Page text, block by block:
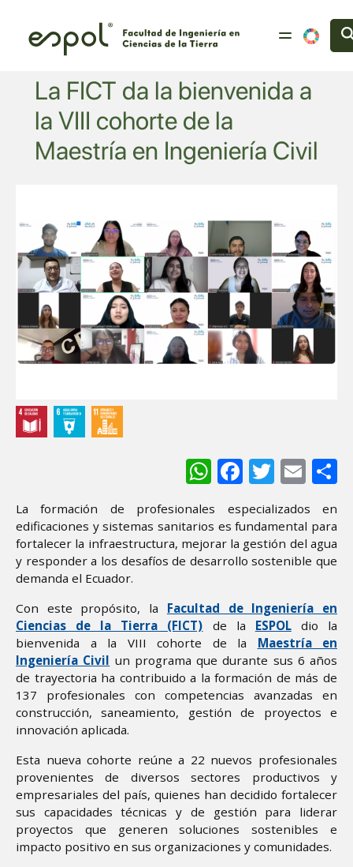
La FICT da la bienvenida a
la VIII cohorte de la
Maestría en Ingeniería Civil
WhatsApp
Facebook
Twitter
La formación de profesionales especializados en
edificaciones y sistemas sanitarios es fundamental para
fortalecer la infraestructura, mejorar la gestión del agua
y responder a los desafíos de desarrollo sostenible que
demanda el Ecuador.
Con este propósito, la Facultad de Ingeniería en
Ciencias de la Tierra (FICT) de la ESPOLdio la
bienvenida a la VIII cohorte de la Maestría en
Ingeniería Civil un programa que durante sus 6 años
de trayectoria ha contribuido a la formación de más de
137 profesionales con competencias avanzadas en
construcción, saneamiento, gestión de proyectos e
innovación aplicada.
Esta nueva cohorte reúne a 22 nuevos profesionales
provenientes de diversos sectores productivos y
empresariales del país, quienes han decidido fortalecer
sus capacidades técnicas y de gestión para liderar
proyectos que generen soluciones sostenibles e
impacto positivo en sus organizaciones y comunidades.